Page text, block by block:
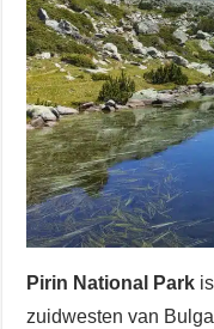
Pirin National Park
zuidwesten van